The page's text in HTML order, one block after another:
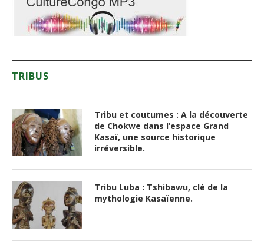
TRIBUS
Tribu et coutumes : A la découverte
de Chokwe dans l’espace Grand
Kasaï, une source historique
irréversible.
Tribu Luba : Tshibawu, clé de la
mythologie Kasaïenne.